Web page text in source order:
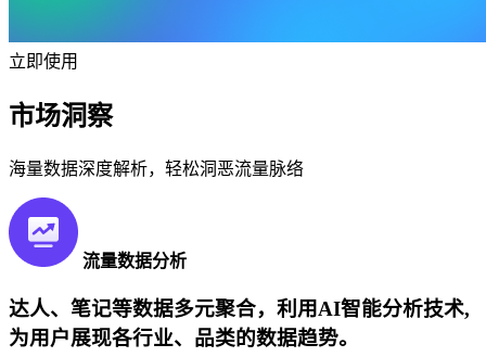
立即使用
市场洞察
海量数据深度解析，轻松洞恶流量脉络
流量数据分析
达人、笔记等数据多元聚合，利用AI智能分析技术,
为用户展现各行业、品类的数据趋势。